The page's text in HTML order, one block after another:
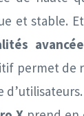
et stable.
permet de
d’utilisateurs.